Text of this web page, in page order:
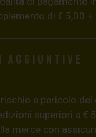
di € 5,00 +
aggiuntive
e pericolo
superiori a €
merce con